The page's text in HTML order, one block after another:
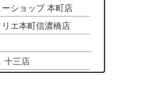
ーショップ 本町店
エ本町信濃橋店
十三店